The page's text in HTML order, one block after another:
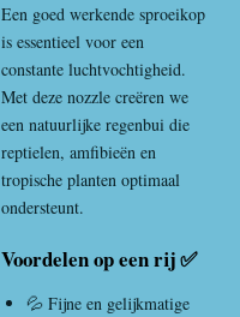
Een goed werkende sproeikop
is essentieel voor een
constante luchtvochtigheid.
Met deze nozzle creëren we
een natuurlijke regenbui die
reptielen, amfibieën en
tropische planten optimaal
ondersteunt.
Voordelen op een rij ✅
💦 Fijne en gelijkmatige